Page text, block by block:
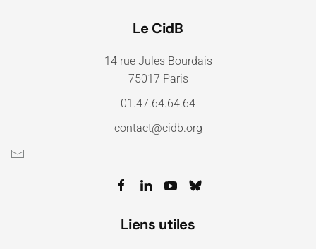
Le CidB
14 rue Jules Bourdais
75017 Paris
01.47.64.64.64
contact@cidb.org
Liens utiles